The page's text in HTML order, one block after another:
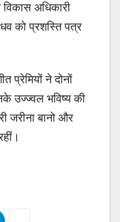
अधिकारी
को प्रशस्ति पत्र
प्रेमियों ने दोनों
उज्ज्वल भविष्य की
जरीना बानो और